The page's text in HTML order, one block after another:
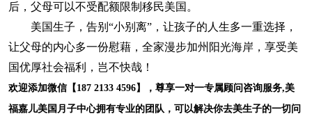
后，父母可以不受配额限制移民美国。
美国生子，告别“小别离”，让孩子的人生多一重选择，
让父母的内心多一份慰藉，全家漫步加州阳光海岸，享受美
国优厚社会福利，岂不快哉！
欢迎添加微信【187 2133 4596】，尊享一对一专属顾问咨询服务,美
福嘉儿美国月子中心拥有专业的团队，可以解决你去美生子的一切问